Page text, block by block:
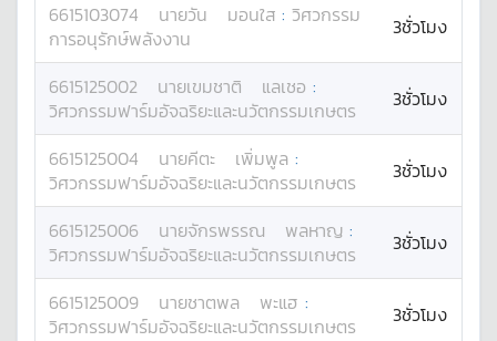
6615103074 นายวัน มอนใส : วิศวกรรม
การอนุรักษ์พลังงาน
3ชั่วโมง
6615125002 นายเขมชาติ แลเชอ :
วิศวกรรมฟาร์มอัจฉริยะและนวัตกรรมเกษตร
3ชั่วโมง
6615125004 นายคีตะ เพิ่มพูล :
วิศวกรรมฟาร์มอัจฉริยะและนวัตกรรมเกษตร
3ชั่วโมง
6615125006 นายจักรพรรณ พลหาญ :
วิศวกรรมฟาร์มอัจฉริยะและนวัตกรรมเกษตร
3ชั่วโมง
6615125009 นายชาตพล พะแฮ :
วิศวกรรมฟาร์มอัจฉริยะและนวัตกรรมเกษตร
3ชั่วโมง